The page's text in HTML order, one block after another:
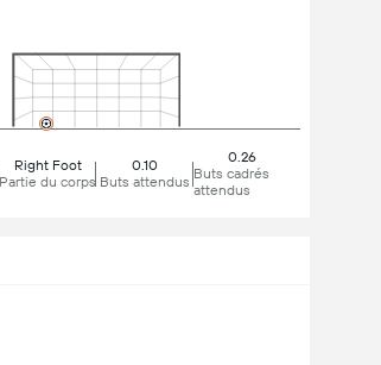
Right Foot
Partie du corps
0.10
Buts attendus
0.26
Buts cadrés
attendus